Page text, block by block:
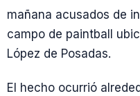
mañana acusados de
campo de paintball
López de Posadas.
El hecho ocurrió